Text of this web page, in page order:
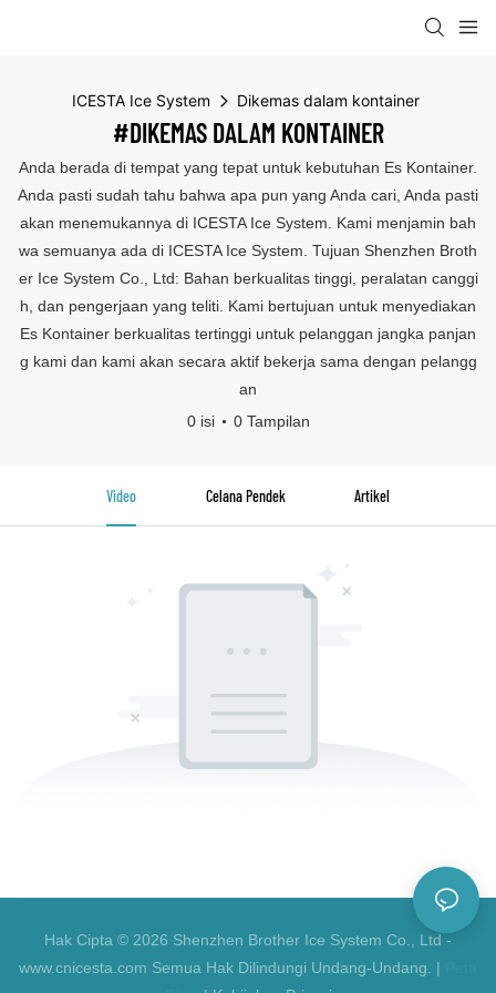
ICESTA Ice System Dikemas dalam kontainer
#DIKEMAS DALAM KONTAINER
Anda berada di tempat yang tepat untuk kebutuhan Es Kontainer.
Anda pasti sudah tahu bahwa apa pun yang Anda cari, Anda pasti
akan menemukannya di ICESTA Ice System. Kami menjamin bah
wa semuanya ada di ICESTA Ice System. Tujuan Shenzhen Broth
er Ice System Co., Ltd: Bahan berkualitas tinggi, peralatan canggi
h, dan pengerjaan yang teliti. Kami bertujuan untuk menyediakan
Es Kontainer berkualitas tertinggi untuk pelanggan jangka panjan
g kami dan kami akan secara aktif bekerja sama dengan pelangg
an
0 isi
0 Tampilan
Video Celana Pendek Artikel
Hak Cipta © 2026 Shenzhen Brother Ice System Co., Ltd -
www.cnicesta.com Semua Hak Dilindungi Undang-Undang. |